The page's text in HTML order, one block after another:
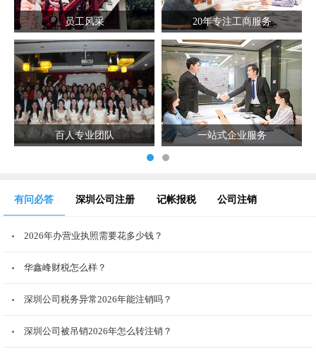
员工风采 20年专注工商服务
百人专业团队 一站式企业服务
有问必答 深圳公司注册 记帐报税 公司注销
2026年办营业执照需要花多少钱？
华鑫峰财税怎么样？
深圳公司税务异常2026年能注销吗？
深圳公司被吊销2026年怎么转注销？